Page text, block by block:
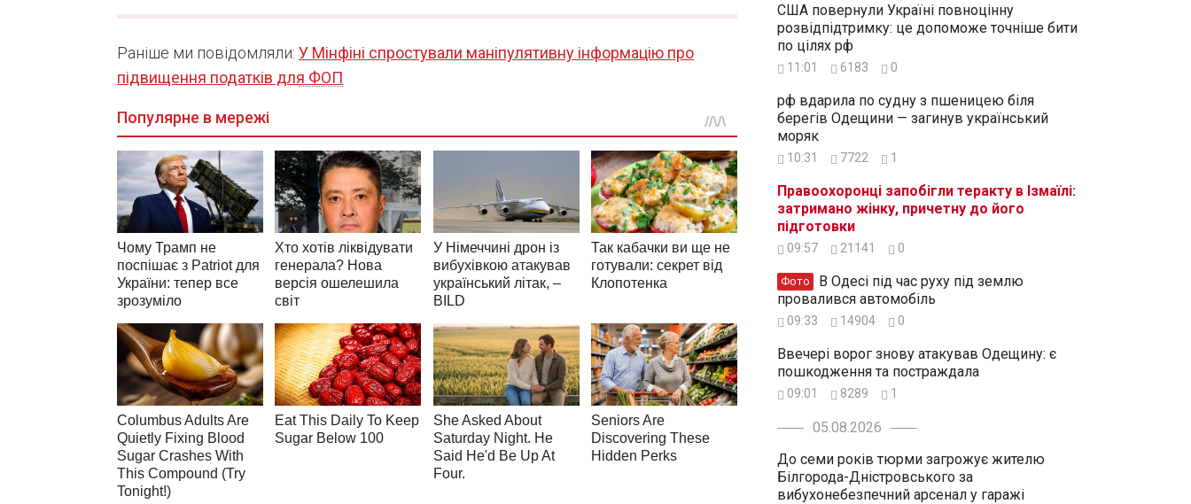
Раніше ми повідомляли: У Мінфіні спростували маніпулятивну інформацію про
підвищення податків для ФОП
США повернули Україні повноцінну
розвідпідтримку: це допоможе точніше бити
по цілях рф
11:01 6183 0
рф вдарила по судну з пшеницею біля
берегів Одещини — загинув український
моряк
10:31 7722 1
Правоохоронці запобігли теракту в Ізмаїлі:
затримано жінку, причетну до його
підготовки
09:57 21141 0
Фото
провалився автомобіль
09:33 14904 0
Ввечері ворог знову атакував Одещину: є
пошкодження та постраждала
09:01 8289 1
05.08.2026
До семи років тюрми загрожує жителю
Білгорода-Дністровського за
вибухонебезпечний арсенал у гаражі